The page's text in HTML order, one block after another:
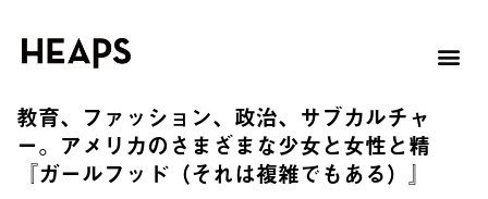
教育、ファッション、政治、サブカルチャ
ー。アメリカのさまざまな少女と女性と精
『ガールフッド（それは複雑でもある）』